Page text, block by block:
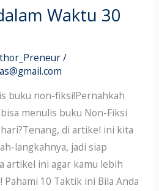
Waktu 30
/
buku non-fiksi!Pernahkah
menulis buku Non-Fiksi
di artikel ini kita
langkahnya, jadi siap
artikel ini agar kamu lebih
Pahami 10 Taktik ini Bila Anda